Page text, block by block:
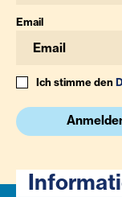
Email
Ich stimme den